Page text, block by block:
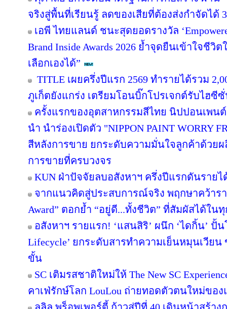
จริงสู่พื้นที่เรียนรู้ ลดของเสียที่ต้องส่งกำจัดได้
เอพี ไทยแลนด์ ชนะสุดยอดรางวัล
Brand Inside Awards 2026 ย้ำจุดยืนเข้าใจชี
เลือกเองได้”
TITLE เผยครึ่งปีแรก 2569 ทำรายได้รวม
ภูเก็ตยังแกร่ง เตรียมโอนบิ๊กโปรเจกต์รับไฮซี
ครั้งแรกของอุตสาหกรรมสีไทย นิปปอนเพน
นำ นำร่องเปิดตัว "NIPPON PAINT
สีหลังการขาย ยกระดับความมั่นใจลูกค้าด้ว
การขายที่ครบวงจร
KUN ฝ่าปัจจัยลบอสังหาฯ ครึ่งปีแรกดันรายไ
จากแนวคิดสู่ประสบการณ์จริง พฤกษาคว้ารา
Award” ตอกย้ำ “อยู่ดี...ทั้งชีวิต” ที่สัมผัสได้ใน
อสังหาฯ รายแรก! ‘แสนสิริ’ ผนึก ‘ไดกิ้น’ ปั้น
Lifecycle’ ยกระดับสารทำความเย็นหมุนเวียน
ขั้น
SC เติมรสชาติใหม่ให้ The New SC
คาเฟ่รักษ์โลก LouLou ถ่ายทอดตัวตนใหม่ขอ